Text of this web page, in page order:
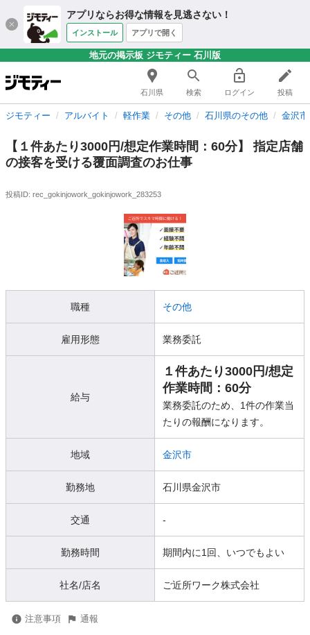
アプリならお得な情報を見逃さない！
インストール アプリで開く
地元の掲示板 ジモティー 石川版
石川県 検索 ログイン 投稿
ジモティー アルバイト 軽作業 その他 石川県のその他 金沢
【１件あたり3000円/想定作業時間：60分】 指定店舗
の接客を受ける覆面調査のお仕事
投稿ID: rec_gokinjowork_gokinjowork_283253
職種 その他
雇用形態 業務委託
給与
１件あたり3000円/想定
作業時間：60分
業務委託のため、1件の作業当
たりの報酬になります。
地域 金沢市
勤務地 石川県金沢市
交通 -
勤務時間 期間内に1回、いつでもよい
社名/店名 ご近所ワーク株式会社
注意事項 通報